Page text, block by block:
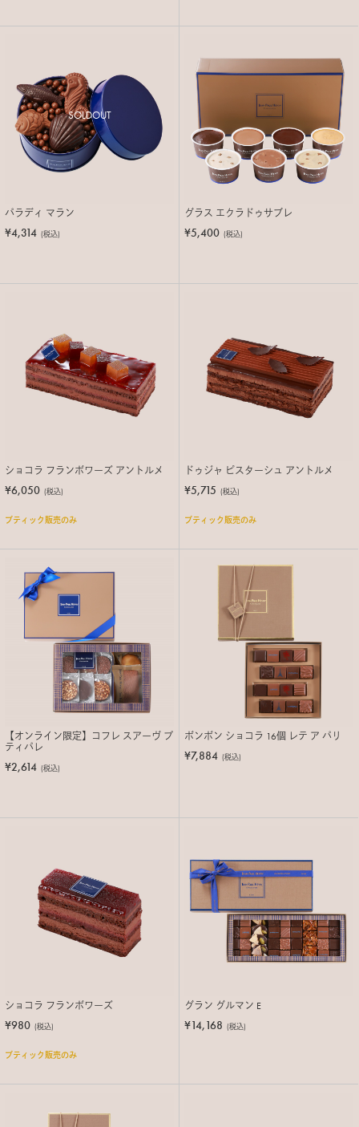
SOLDOUT
パラディ マラン
¥4,314 (税込)
グラス エクラドゥサブレ
¥5,400 (税込)
ショコラ フランボワーズ アントルメ
¥6,050 (税込)
ブティック販売のみ
ドゥジャ ピスターシュ アントルメ
¥5,715 (税込)
ブティック販売のみ
【オンライン限定】コフレ スアーヴ プ
ティパレ
¥2,614 (税込)
ボンボン ショコラ 16個 レテ ア パリ
¥7,884 (税込)
ショコラ フランボワーズ
¥980 (税込)
ブティック販売のみ
グラン グルマン E
¥14,168 (税込)